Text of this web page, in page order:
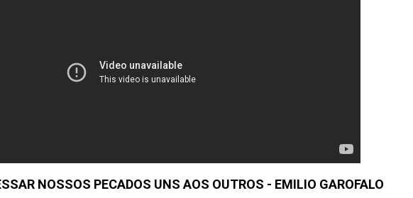
NOSSOS PECADOS UNS AOS OUTROS - EMILIO GAROFALO